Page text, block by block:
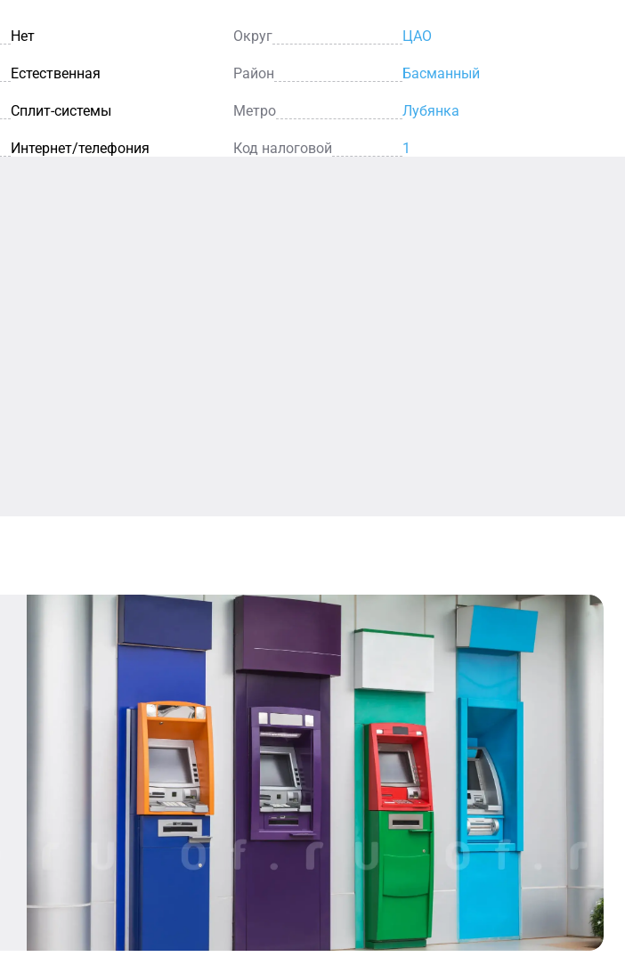
Нет Округ ЦАО
Естественная Район Басманный
Сплит-системы Метро Лубянка
Интернет/телефония Код налоговой 1